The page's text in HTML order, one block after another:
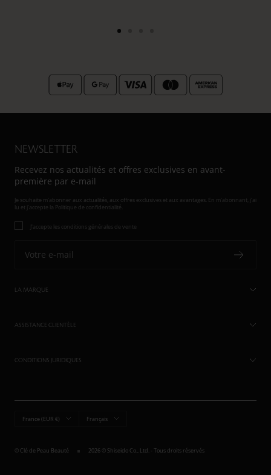
Aller
NEWSLETTER
Recevez nos actualités et offres exclusives en avant-
première par e-mail
Je souhaite m'abonner aux actualités, aux offres exclusives et aux avantages. En m'abonnant, j'ai
lu et j'accepte
la Politique de confidentialité.
J'accepte les conditions générales de vente
Votre e-mail
LA MARQUE
ASSISTANCE CLIENTÈLE
CONDITIONS JURIDIQUES
Pays/région France (EUR €) Langue
Français
© Clé de Peau Beauté 2026 © Shiseido Co., Ltd. - Tous droits réservés